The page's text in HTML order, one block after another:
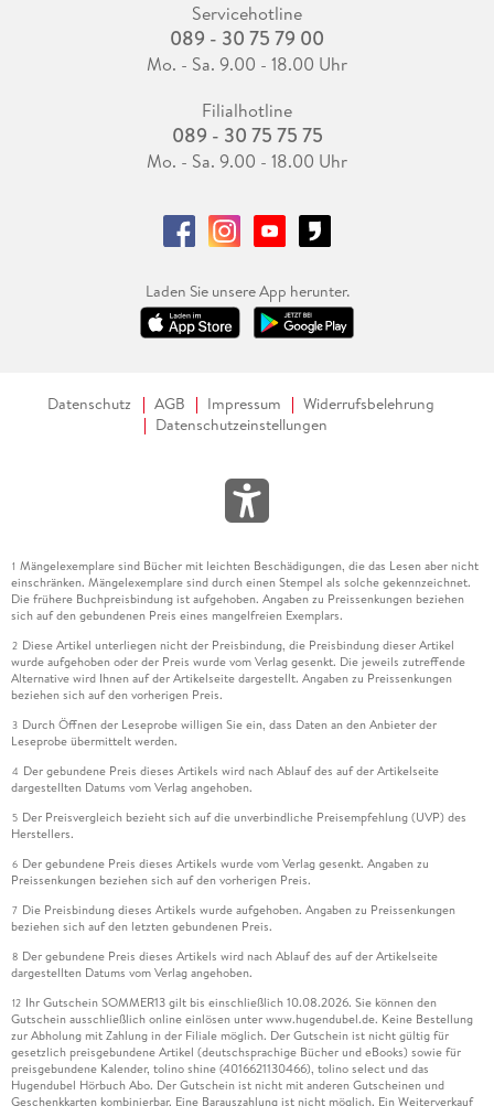
Servicehotline
089 - 30 75 79 00
Mo. - Sa. 9.00 - 18.00 Uhr
Filialhotline
089 - 30 75 75 75
Mo. - Sa. 9.00 - 18.00 Uhr
Laden Sie unsere App herunter.
Datenschutz AGB Impressum
Widerrufsbelehrung
Datenschutzeinstellungen
1 Mängelexemplare sind Bücher mit leichten Beschädigungen, die das Lesen aber nicht
einschränken. Mängelexemplare sind durch einen Stempel als solche gekennzeichnet.
Die frühere Buchpreisbindung ist aufgehoben. Angaben zu Preissenkungen beziehen
sich auf den gebundenen Preis eines mangelfreien Exemplars.
2 Diese Artikel unterliegen nicht der Preisbindung, die Preisbindung dieser Artikel
wurde aufgehoben oder der Preis wurde vom Verlag gesenkt. Die jeweils zutreffende
Alternative wird Ihnen auf der Artikelseite dargestellt. Angaben zu Preissenkungen
beziehen sich auf den vorherigen Preis.
3 Durch Öffnen der Leseprobe willigen Sie ein, dass Daten an den Anbieter der
Leseprobe übermittelt werden.
4 Der gebundene Preis dieses Artikels wird nach Ablauf des auf der Artikelseite
dargestellten Datums vom Verlag angehoben.
5 Der Preisvergleich bezieht sich auf die unverbindliche Preisempfehlung (UVP) des
Herstellers.
6 Der gebundene Preis dieses Artikels wurde vom Verlag gesenkt. Angaben zu
Preissenkungen beziehen sich auf den vorherigen Preis.
7 Die Preisbindung dieses Artikels wurde aufgehoben. Angaben zu Preissenkungen
beziehen sich auf den letzten gebundenen Preis.
8 Der gebundene Preis dieses Artikels wird nach Ablauf des auf der Artikelseite
dargestellten Datums vom Verlag angehoben.
12 Ihr Gutschein SOMMER13 gilt bis einschließlich 10.08.2026. Sie können den
Gutschein ausschließlich online einlösen unter www.hugendubel.de. Keine Bestellung
zur Abholung mit Zahlung in der Filiale möglich. Der Gutschein ist nicht gültig für
gesetzlich preisgebundene Artikel (deutschsprachige Bücher und eBooks) sowie für
preisgebundene Kalender, tolino shine (4016621130466), tolino select und das
Hugendubel Hörbuch Abo. Der Gutschein ist nicht mit anderen Gutscheinen und
Geschenkkarten kombinierbar. Eine Barauszahlung ist nicht möglich. Ein Weiterverkauf